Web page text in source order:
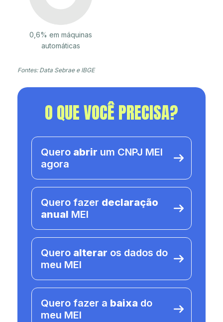
0,6% em máquinas
automáticas
Fontes: Data Sebrae e IBGE
O QUE VOCÊ PRECISA?
Quero abrir um CNPJ MEI
agora
Quero fazer declaração
anual MEI
Quero alterar os dados do
meu MEI
Quero fazer a baixa do
meu MEI